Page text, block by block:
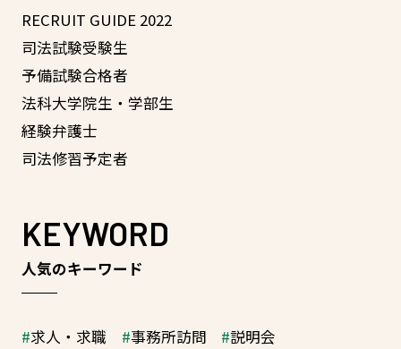
RECRUIT GUIDE 2022
司法試験受験生
予備試験合格者
法科大学院生・学部生
経験弁護士
司法修習予定者
KEYWORD
人気のキーワード
求人・求職 事務所訪問
説明会